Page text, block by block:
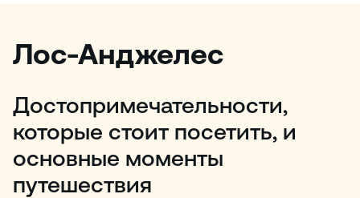
Лос-Анджелес
Достопримечательности,
которые стоит посетить, и
основные моменты
путешествия